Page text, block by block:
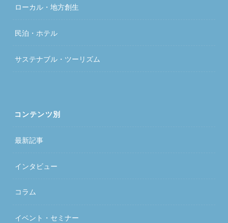
ローカル・地方創生
民泊・ホテル
サステナブル・ツーリズム
コンテンツ別
最新記事
インタビュー
コラム
イベント・セミナー